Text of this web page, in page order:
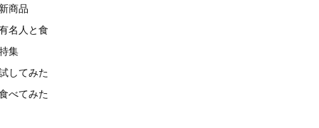
商品
名人と食
集
してみた
べてみた